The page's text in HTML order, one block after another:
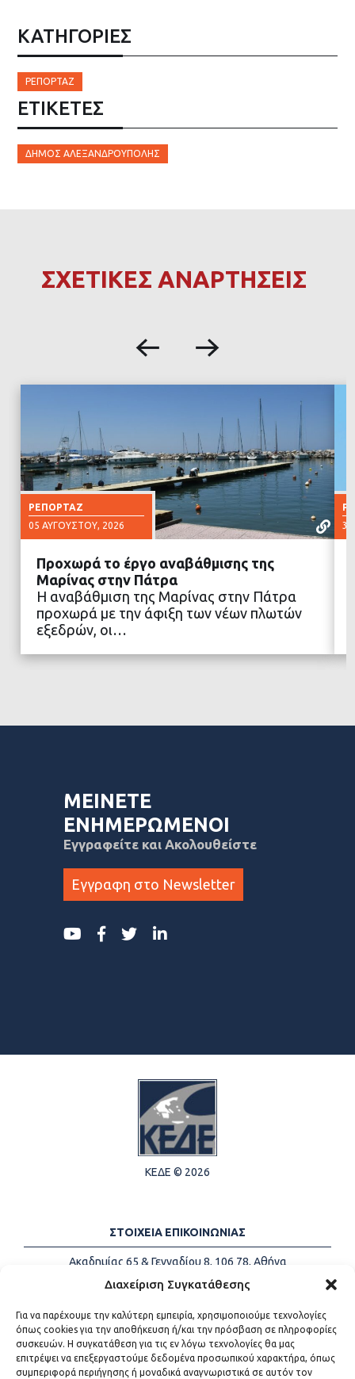
Διαχείριση Συγκατάθεσης
Για να παρέχουμε την καλύτερη εμπειρία, χρησιμοποιούμε τεχνολογίες
όπως cookies για την αποθήκευση ή/και την πρόσβαση σε πληροφορίες
συσκευών. Η συγκατάθεση για τις εν λόγω τεχνολογίες θα μας
επιτρέψει να επεξεργαστούμε δεδομένα προσωπικού χαρακτήρα, όπως
συμπεριφορά περιήγησης ή μοναδικά αναγνωριστικά σε αυτόν τον
ΚΑΤΗΓΟΡΙΕΣ
ΡΕΠΟΡΤΆΖ
ΕΤΙΚΈΤΕΣ
ΔΉΜΟΣ ΑΛΕΞΑΝΔΡΟΎΠΟΛΗΣ
ΣΧΕΤΙΚΕΣ ΑΝΑΡΤΗΣΕΙΣ
ΡΕΠΟΡΤΆΖ
05 ΑΥΓΟΎΣΤΟΥ, 2026
ΔΙΑΒΑΣΤΕ ΠΕΡΙΣΣΟΤΕΡΑ
Προχωρά το έργο αναβάθμισης της
Μαρίνας στην Πάτρα
Η αναβάθμιση της Μαρίνας στην Πάτρα
προχωρά με την άφιξη των νέων πλωτών
εξεδρών, οι…
30
ΜΕΙΝΕΤΕ
ΕΝΗΜΕΡΩΜΕΝΟΙ
Εγγραφείτε και Ακολουθείστε
Εγγραφη στο Newsletter
ΚΕΔΕ © 2026
ΣΤΟΙΧΕΙΑ ΕΠΙΚΟΙΝΩΝΙΑΣ
Ακαδημίας 65 & Γενναδίου 8, 106 78, Αθήνα
Τηλέφωνα:
+30 213-2147500
Email:
info@kede.gr
ΧΡΗΣΙΜΟΙ ΣΥΝΔΕΣΜΟΙ